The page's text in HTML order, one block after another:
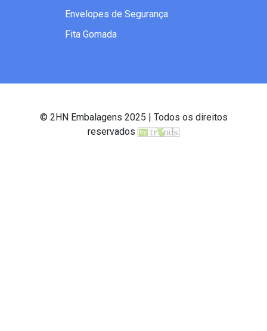
Envelopes de Segurança
Fita Gomada
© 2HN Embalagens 2025 | Todos os direitos
reservados